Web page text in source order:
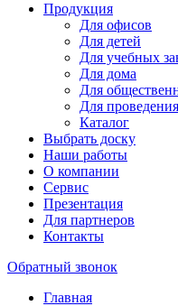
Продукция
Для офисов
Для детей
Для учебных
Для дома
Для
Для
Каталог
Выбрать доску
Наши работы
О компании
Сервис
Презентация
Для партнеров
Контакты
Обратный звонок
Главная